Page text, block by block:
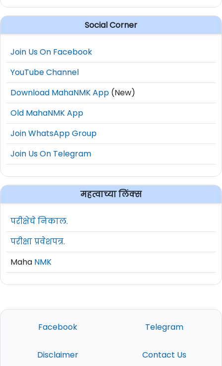
Social Corner
Join Us On Facebook
YouTube Channel
Download MahaNMK App (New)
Old MahaNMK App
Join WhatsApp Group
Join Us On Telegram
महत्वाच्या लिंक्स
परीक्षेचे निकाल.
परीक्षा प्रवेशपत्र.
Maha NMK
Facebook Telegram
Disclaimer Contact Us